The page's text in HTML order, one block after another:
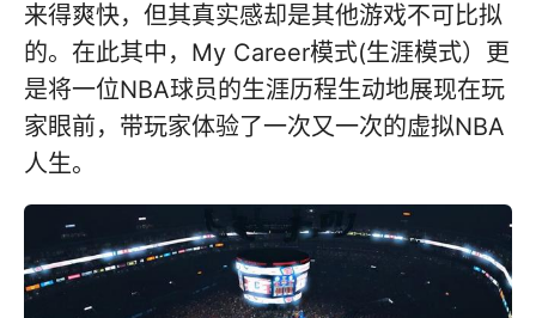
来得爽快，但其真实感却是其他游戏不可比拟
的。在此其中，My Career模式(生涯模式）更
是将一位NBA球员的生涯历程生动地展现在玩
家眼前，带玩家体验了一次又一次的虚拟NBA
人生。